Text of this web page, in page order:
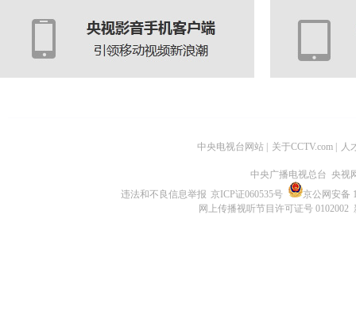
中央电视台网站 关于CCTV.com 人
中央广播电视总台 央视
违法和不良信息举报 京ICP证060535号
京公网安备
网上传播视听节目许可证号 0102002